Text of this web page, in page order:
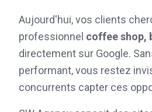
Aujourd'hui, vos clients
professionnel coffee shop,
directement sur Google.
performant, vous restez
concurrents capter ces